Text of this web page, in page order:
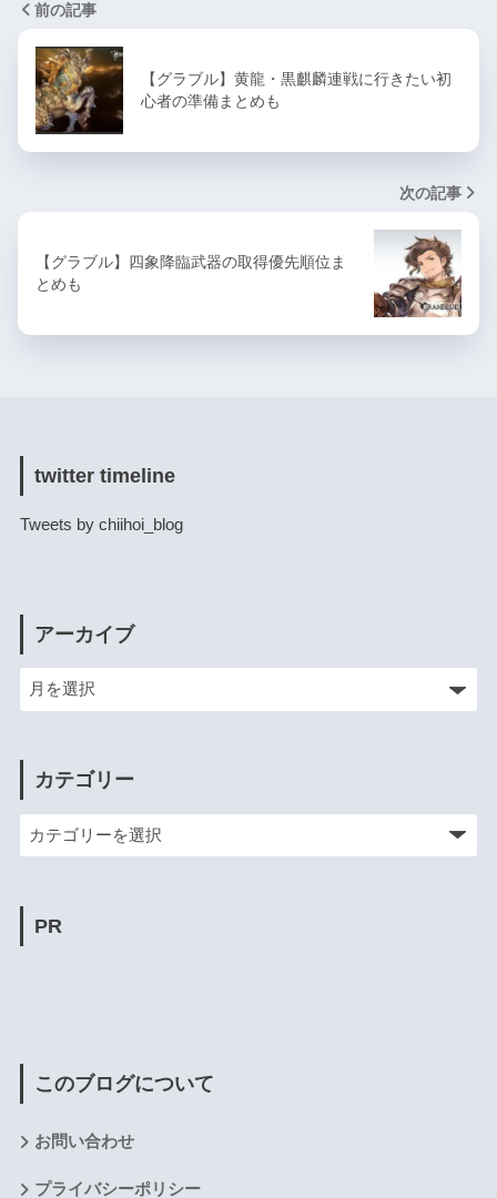
前の記事
【グラブル】黄龍・黒麒麟連戦に行きたい初
心者の準備まとめも
次の記事
【グラブル】四象降臨武器の取得優先順位ま
とめも
twitter timeline
Tweets by chiihoi_blog
アーカイブ
カテゴリー
PR
このブログについて
お問い合わせ
プライバシーポリシー